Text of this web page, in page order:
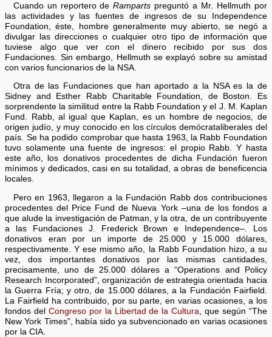
Cuando un reportero deRamparts preguntó a Mr. Hellmuth por
las actividades y las fuentes de ingresos de su Independence
Foundation, éste, hombre generalmente muy abierto, se negó a
divulgar las direcciones o cualquier otro tipo de información que
tuviese algo que ver con el dinero recibido por sus dos
Fundaciones. Sin embargo, Hellmuth se explayó sobre su amistad
con varios funcionarios de la NSA.
Otra de las Fundaciones que han aportado a la NSA es la de
Sidney and Esther Rabb Charitable Foundation, de Boston. Es
sorprendente la similitud entre la Rabb Foundation y el J. M. Kaplan
Fund. Rabb, al igual que Kaplan, es un hombre de negocios, de
origen judío, y muy conocido en los círculos demócrataliberales del
país. Se ha podido comprobar que hasta 1963, la Rabb Foundation
tuvo solamente una fuente de ingresos: el propio Rabb. Y hasta
este año, los donativos procedentes de dicha Fundación fueron
mínimos y dedicados, casi en su totalidad, a obras de beneficencia
locales.
Pero en 1963, llegaron a la Fundación Rabb dos contribuciones
procedentes del Price Fund de Nueva York –una de los fondos a
que alude la investigación de Patman, y la otra, de un contribuyente
a las Fundaciones J. Frederick Brown e Independence–. Los
donativos eran por un importe de 25.000 y 15.000 dólares,
respectivamente. Y ese mismo año, la Rabb Foundation hizo, a su
vez, dos importantes donativos por las mismas cantidades,
precisamente, uno de 25.000 dólares a “Operations and Policy
Research Incorporated”, organización de estrategia orientada hacia
la Guerra Fría; y otro, de 15.000 dólares, a la Fundación Fairfield.
La Fairfield ha contribuido, por su parte, en varias ocasiones, a los
fondos del Congreso por la Libertad de la Cultura , que según “The
New York Times”, había sido ya subvencionado en varias ocasiones
por la CIA.